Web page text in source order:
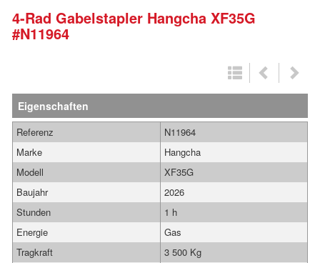
4-Rad Gabelstapler Hangcha XF35G
#N11964
Eigenschaften
Referenz
N11964
Marke
Hangcha
Modell
XF35G
Baujahr
2026
Stunden
1 h
Energie
Gas
Tragkraft
3 500 Kg